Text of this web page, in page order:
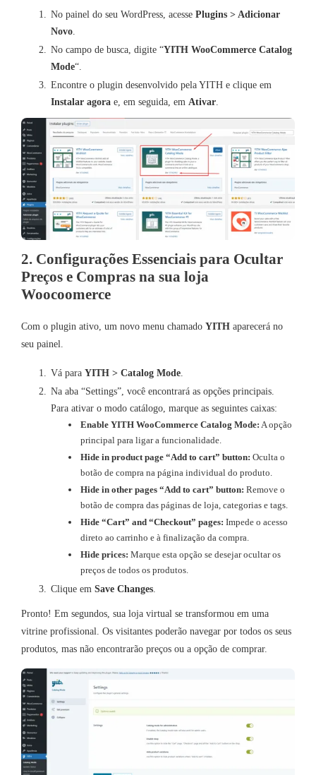
No painel do seu WordPress, acesse Plugins > Adicionar
Novo.
No campo de busca, digite “YITH WooCommerce Catalog
Mode“.
Encontre o plugin desenvolvido pela YITH e clique em
Instalar agora e, em seguida, em Ativar.
2. Configurações Essenciais para Ocultar
Preços e Compras na sua loja
Woocoomerce
Com o plugin ativo, um novo menu chamado YITH aparecerá no
seu painel.
Vá para YITH > Catalog Mode
Na aba “Settings”, você encontrará as opções principais.
Para ativar o modo catálogo, marque as seguintes caixas:
Enable YITH WooCommerce Catalog Mode: A opção
principal para ligar a funcionalidade.
Hide in product page “Add to cart” button: Oculta o
botão de compra na página individual do produto.
Hide in other pages “Add to cart” button: Remove o
botão de compra das páginas de loja, categorias e tags.
Hide “Cart” and “Checkout” pages: Impede o acesso
direto ao carrinho e à finalização da compra.
Hide prices: Marque esta opção se desejar ocultar os
preços de todos os produtos.
Clique em Save Changes
Pronto! Em segundos, sua loja virtual se transformou em uma
vitrine profissional. Os visitantes poderão navegar por todos os seus
produtos, mas não encontrarão preços ou a opção de comprar.